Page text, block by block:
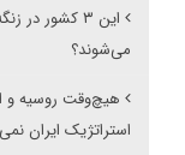
این ۳ کشور در
می‌شوند؟
هیچ‌وقت روسیه و
استراتژیک ایران